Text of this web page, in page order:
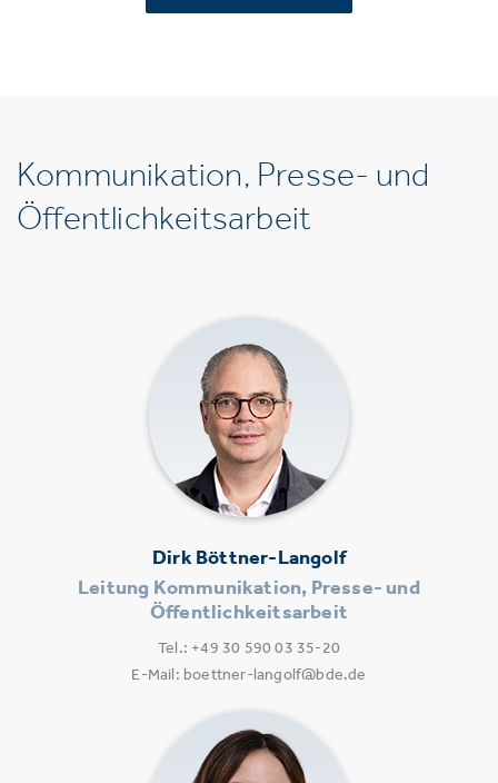
Kommunikation, Presse- und
Öffentlichkeitsarbeit
Dirk Böttner-Langolf
Leitung Kommunikation, Presse- und
Öffentlichkeitsarbeit
Tel.: +49 30 590 03 35-20
E-Mail: boettner-langolf@bde.de